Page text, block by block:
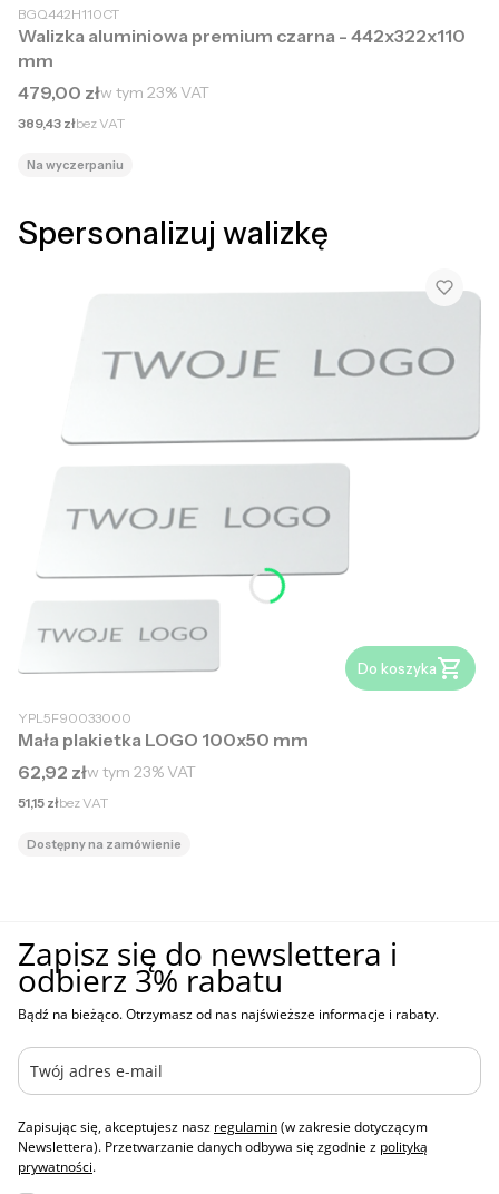
BGQ442H110CT
Walizka aluminiowa premium czarna - 442x322x110
mm
Cena brutto
479,00 złw tym 23%VAT
Cena netto
389,43 złbez VAT
Na wyczerpaniu
Spersonalizuj walizkę
Do koszyka
YPL5F90033000
Mała plakietka LOGO 100x50 mm
Cena brutto
62,92 złw tym 23%VAT
Cena netto
51,15 złbez VAT
Dostępny na zamówienie
Zapisz się do newslettera i
odbierz 3% rabatu
Bądź na bieżąco. Otrzymasz od nas najświeższe informacje i rabaty.
Zapisując się, akceptujesz nasz regulamin(w zakresie dotyczącym
Newslettera). Przetwarzanie danych odbywa się zgodnie z polityką
prywatności.